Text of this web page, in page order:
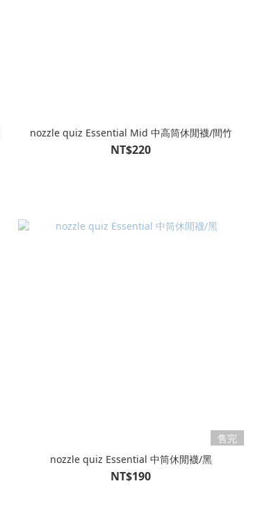
nozzle quiz Essential Mid 中高筒休閒襪/間竹
NT$220
售完
nozzle quiz Essential 中筒休閒襪/黑
NT$190